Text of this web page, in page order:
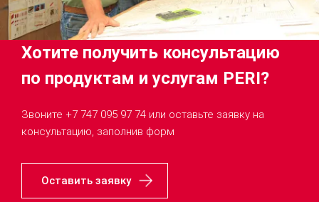
Хотите получить консультацию
по продуктам и услугам PERI?
Звоните +7 747 095 97 74 или оставьте заявку на
консультацию, заполнив форм
Оставить заявку